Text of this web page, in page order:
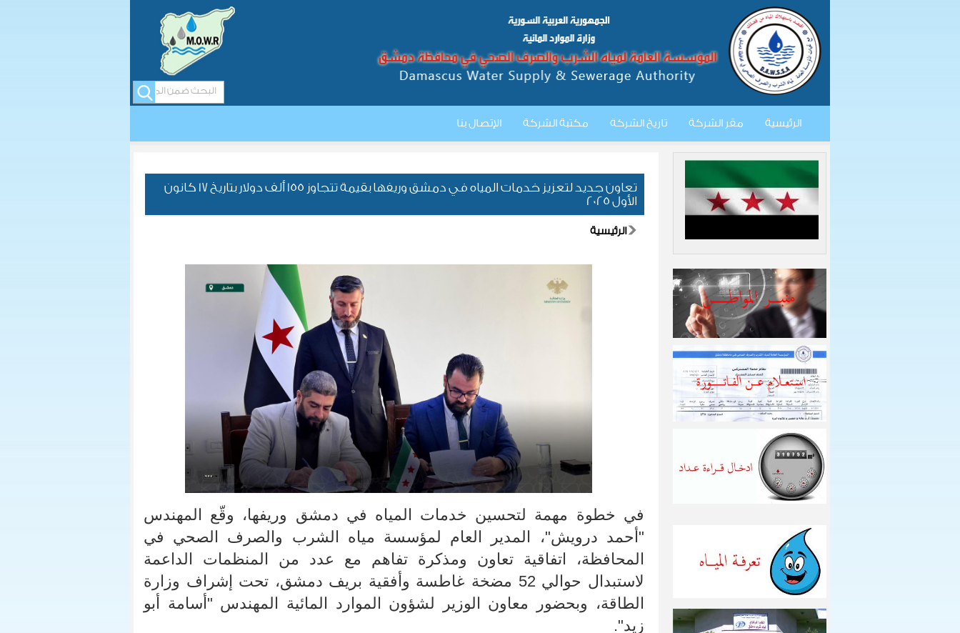
الرئيسية مقر الشركة تاريخ الشركة مكتبة الشركة الإتصال بنا
تعاون جديد لتعزيز خدمات المياه في دمشق وريفها بقيمة تتجاوز 155 ألف دولار بتاريخ 17 كانون
الأول 2025
الرئيسية
في خطوة مهمة لتحسين خدمات المياه في دمشق وريفها، وقّع المهندس
"أحمد درويش"، المدير العام لمؤسسة مياه الشرب والصرف الصحي في
المحافظة، اتفاقية تعاون ومذكرة تفاهم مع عدد من المنظمات الداعمة
لاستبدال حوالي 52 مضخة غاطسة وأفقية بريف دمشق، تحت إشراف وزارة
الطاقة، وبحضور معاون الوزير لشؤون الموارد المائية المهندس "أسامة أبو
زيد".